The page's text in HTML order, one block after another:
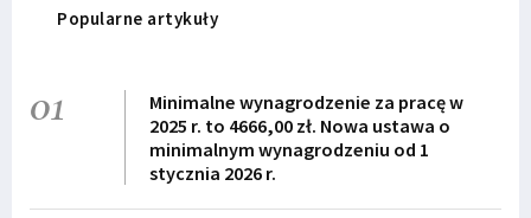
Popularne artykuły
01
Minimalne wynagrodzenie za pracę w
2025 r. to 4666,00 zł. Nowa ustawa o
minimalnym wynagrodzeniu od 1
stycznia 2026 r.